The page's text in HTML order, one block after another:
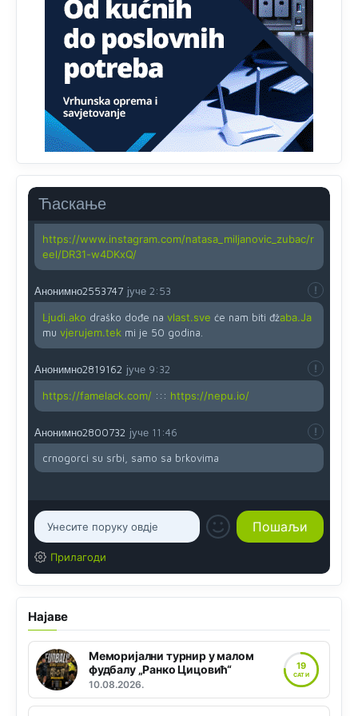
Ћаскање
obojiti (popuniti) uvedeno je isključivo zbog tehničkih
zahtjeva optičkih skenera.
Анонимно2818605 јуче
11:45
Ovo pravilo jeste unijelo opravdan strah, posebno kada
su u pitanju starije osobe, osobe sa slabijim vidom ili
drhtavom rukom
Анонимно2819033 јуче 12:24
Yes,nekada je bila corava kutija za IZBORE a danas su
coravi biraci.
Анонимно2819162
https://www.instagram.com/natasa_miljanovic_zubac/r
eel/DR31-w4DKxQ/
Анонимно2553747 јуче 2:53
Ljudi.ako draško dođe na vlast.sve će nam biti đžaba.Ja
mu vjerujem.tek mi je 50 godina.
Анонимно2819162 јуче 9:32
https://famelack.com/ ::: https://nepu.io/
Анонимно2800732 јуче 11:46
crnogorci su srbi, samo sa brkovima
Прилагоди
Најаве
Меморијални турнир у малом
фудбалу „Ранко Цицовић“
10.08.2026.
19
САТИ